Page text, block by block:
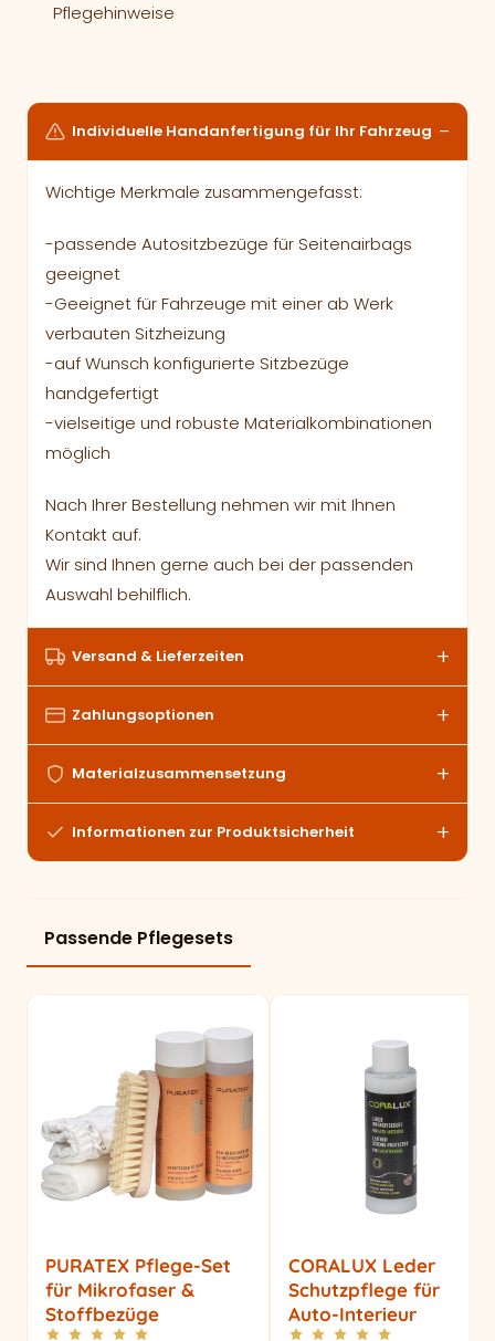
Pflegehinweise
Individuelle Handanfertigung für Ihr Fahrzeug
Wichtige Merkmale zusammengefasst:
-passende Autositzbezüge für Seitenairbags
geeignet
-Geeignet für Fahrzeuge mit einer ab Werk
verbauten Sitzheizung
-auf Wunsch konfigurierte Sitzbezüge
handgefertigt
-vielseitige und robuste Materialkombinationen
möglich
Nach Ihrer Bestellung nehmen wir mit Ihnen
Kontakt auf.
Wir sind Ihnen gerne auch bei der passenden
Auswahl behilflich.
Versand & Lieferzeiten
Zahlungsoptionen
Materialzusammensetzung
Informationen zur Produktsicherheit
Passende Pflegesets
PURATEX Pflege-Set
für Mikrofaser &
Stoffbezüge
CORALUX Leder
Schutzpflege für
Auto-Interieur